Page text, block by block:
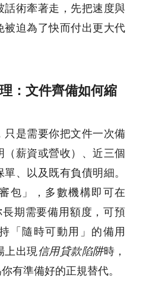
話術牽著走，先把速度與
被迫為了快而付出更大代
：文件齊備如何縮
只是需要你把文件一次備
薪資或營收）、近三個
、以及既有負債明細。
包」，多數機構即可在
期需要備用額度，可預
「隨時可動用」的備用
上出現信用貸款陷阱時，
有準備好的正規替代。